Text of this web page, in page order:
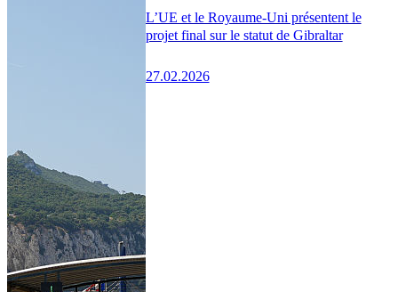
L’UE et le Royaume-Uni présentent le
projet final sur le statut de Gibraltar
27.02.2026